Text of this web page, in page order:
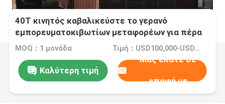
40T κινητός καβαλικεύστε το γερανό
εμπορευματοκιβωτίων μεταφορέων για πέρα
από τα εμπορευματοκιβώτια ύψους OT
MOQ：1 μονάδα Τιμή：USD100,000-USD200,000/Unit
Καλύτερη τιμή
Μας ελάτε σε
επαφή με